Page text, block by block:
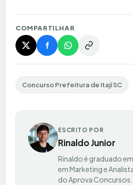
COMPARTILHAR
Concurso Prefeitura de itají SC
ESCRITO POR
Rinaldo Junior
Rinaldo é graduado
em Marketing e
do Aprova